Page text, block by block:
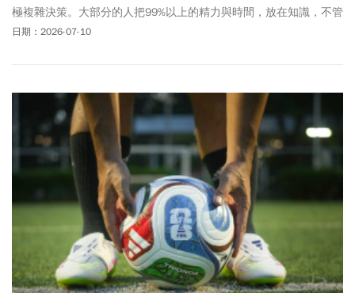
極複雜決策。大部分的人把99%以上的精力與時間，放在知識，不管
是基本面或技術面的鑽研。卻不願意花1%的精力與時間來強化投資
上的報酬率甚至左右您的投資成敗。
日期：2026-07-10